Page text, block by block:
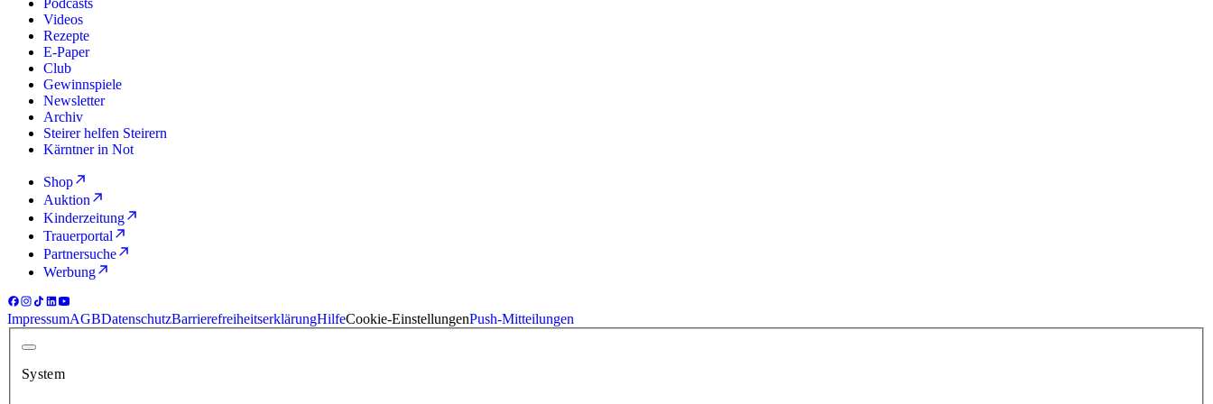
Podcasts
Videos
Rezepte
E-Paper
Club
Gewinnspiele
Newsletter
Archiv
Steirer helfen Steirern
Kärntner in Not
Shop
Auktion
Kinderzeitung
Trauerportal
Partnersuche
Werbung
ImpressumAGBDatenschutzBarrierefreiheitserklärungHilfeCookie-EinstellungenPush-Mitteilungen
System